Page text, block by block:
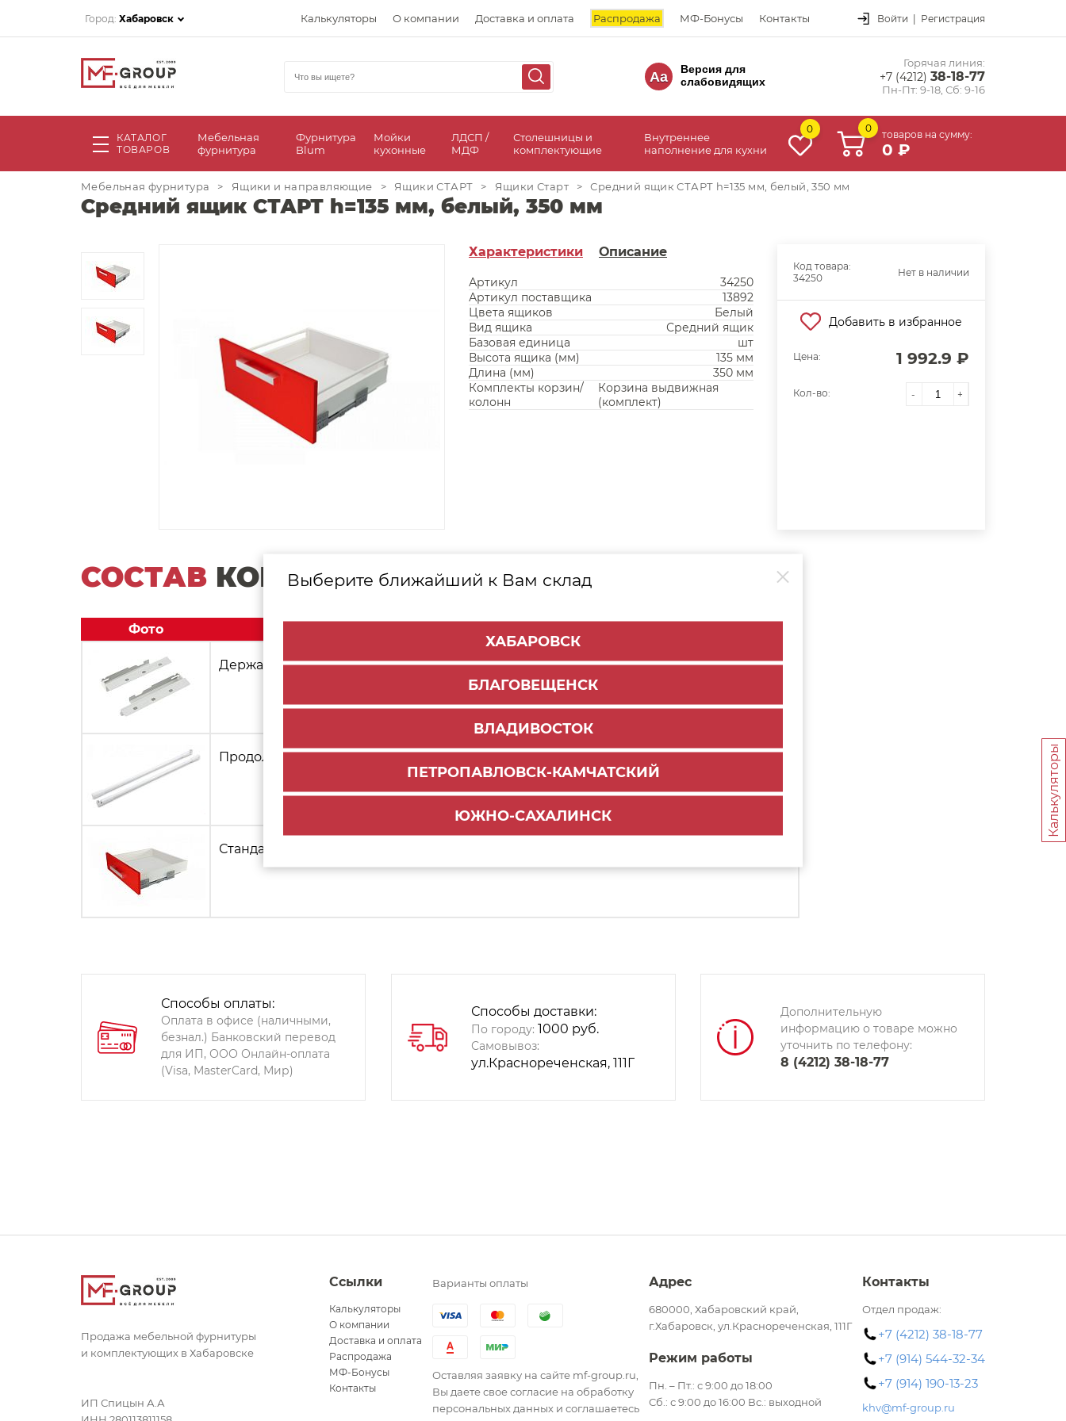
Город: Хабаровск Калькуляторы О компании Доставка и оплата Распродажа МФ-Бонусы Контакты Войти | Регистрация
Aa
Версия для
слабовидящих
Горячая линия:
+7 (4212) 38-18-77
Пн-Пт: 9-18, Сб: 9-16
КАТАЛОГ
ТОВАРОВ
Мебельная
фурнитура
Фурнитура
Blum
Мойки
кухонные
ЛДСП /
МДФ
Столешницы и
комплектующие
Внутреннее
наполнение для кухни
0 0
товаров на сумму:
0 ₽
Выберите ближайший к Вам склад
ХАБАРОВСК
БЛАГОВЕЩЕНСК
ВЛАДИВОСТОК
ПЕТРОПАВЛОВСК-КАМЧАТСКИЙ
ЮЖНО-САХАЛИНСК
Мебельная фурнитура > Ящики и направляющие > Ящики СТАРТ > Ящики Старт > Средний ящик СТАРТ h=135 мм, белый, 350 мм
Средний ящик СТАРТ h=135 мм, белый, 350 мм
Характеристики Описание
Артикул
34250
Артикул поставщика
13892
Цвета ящиков
Белый
Вид ящика
Средний ящик
Базовая единица
шт
Высота ящика (мм)
135 мм
Длина (мм)
350 мм
Комплекты корзин/
колонн
Корзина выдвижная
(комплект)
Код товара:
34250
Нет в наличии
Добавить в избранное
Цена: 1 992.9 ₽
Кол-во: - +
СОСТАВ КОМПЛЕКТА
Фото
Держатель задней стенки СРЕДНИЙ 135мм СТАРТ SBH41/W (100) 1 шт.
Продольный рейлинг для направляющих СТАРТ SBR08/W/350 белый (100) 1 шт.
Стандартный ящик СТАРТ h=86 мм, белый, 350 мм
Способы оплаты:
Оплата в офисе (наличными,
безнал.) Банковский перевод
для ИП, ООО Онлайн-оплата
(Visa, MasterCard, Мир)
Способы доставки:
По городу: 1000 руб.
Самовывоз:
ул.Краснореченская, 111Г
Дополнительную
информацию о товаре можно
уточнить по телефону:
8 (4212) 38-18-77
Калькуляторы
Продажа мебельной фурнитуры
и комплектующих в Хабаровске
ИП Спицын А.А
Ссылки
Калькуляторы
О компании
Доставка и оплата
Распродажа
МФ-Бонусы
Контакты
Варианты оплаты
Оставляя заявку на сайте mf-group.ru,
Вы даете свое согласие на обработку
персональных данных и соглашаетесь
Адрес
680000, Хабаровский край,
г.Хабаровск, ул.Краснореченская, 111Г
Режим работы
Пн. – Пт.: с 9:00 до 18:00
Сб.: с 9:00 до 16:00 Вс.: выходной
Контакты
Отдел продаж:
+7 (4212) 38-18-77
+7 (914) 544-32-34
+7 (914) 190-13-23
khv@mf-group.ru